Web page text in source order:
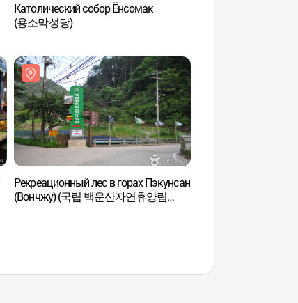
Католический собор Ёнсомак
(용소막성당)
Рекреационный лес в горах Пэкунсан
(Вончжу) (국립 백운산자연휴양림